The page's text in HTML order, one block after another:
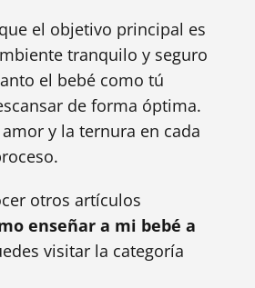
el objetivo principal es
tranquilo y seguro
el bebé como tú
de forma óptima.
y la ternura en cada
otros artículos
enseñar a mi bebé a
visitar la categoría